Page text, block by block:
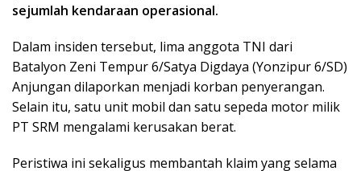
sejumlah kendaraan operasional.
Dalam insiden tersebut, lima anggota TNI dari
Batalyon Zeni Tempur 6/Satya Digdaya (Yonzipur 6/SD)
Anjungan dilaporkan menjadi korban penyerangan.
Selain itu, satu unit mobil dan satu sepeda motor milik
PT SRM mengalami kerusakan berat.
Peristiwa ini sekaligus membantah klaim yang selama